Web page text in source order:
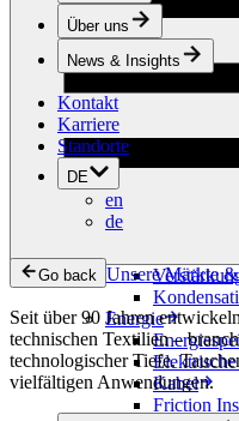
Schuhe
Bauwesen
Energie
Kabel
Friction
Über uns
News & Insights
Kontakt
Karriere
Standorte
DE
en
de
Go back Unsere Märkte
Seit über 90 Jahren
technischen Textilien –
technologischer Tiefe.
vielfältigen Anwendungen.